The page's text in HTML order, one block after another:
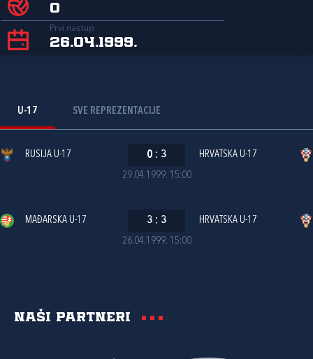
0
Prvi nastup
26.04.1999.
U-17 SVE REPREZENTACIJE
29.04.1999. 15:00
RUSIJA U-17 0 : 3 HRVATSKA U-17
26.04.1999. 15:00
MAĐARSKA U-17 3 : 3 HRVATSKA U-17
Naši partneri